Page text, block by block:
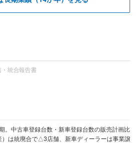
統合報告書
。中古車登録台数・新車登録台数の販売計画比
）は統廃合で△3店舗、新車ディーラーは事業譲渡